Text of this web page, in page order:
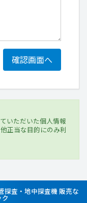
いただいた個人情報
正当な目的にのみ利
探査・地中探査機 販売な